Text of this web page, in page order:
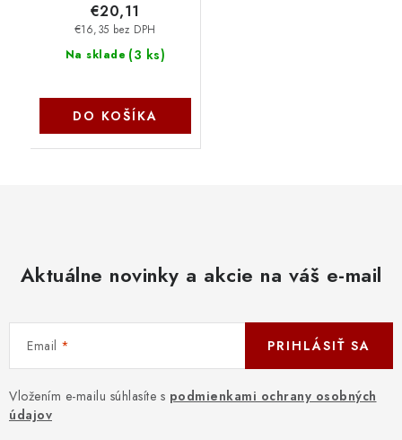
Na sklade (3 ks)
€16,35 bez DPH
€20,11
DO KOŠÍKA
Aktuálne novinky a akcie na váš e-mail
Email
Vložením e-mailu súhlasíte s podmienkami ochrany osobných
údajov
PRIHLÁSIŤ SA